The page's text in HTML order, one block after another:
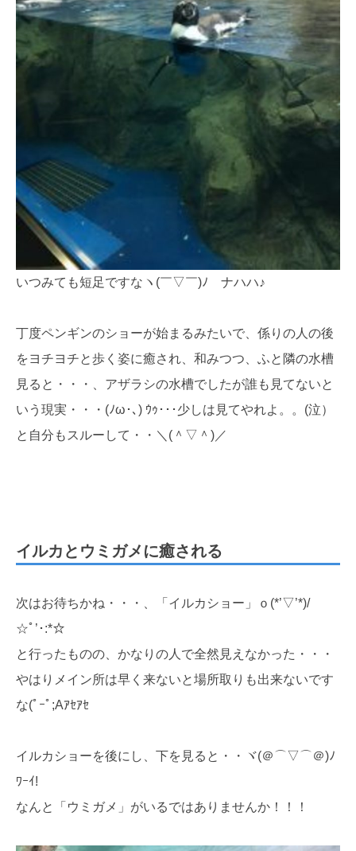
いつみても短足ですなヽ(￣▽￣)ﾉ ナハハ♪
丁度ペンギンのショーが始まるみたいで、係りの人の後
をヨチヨチと歩く姿に癒され、和みつつ、ふと隣の水槽
見ると・・・、アザラシの水槽でしたが誰も見てないと
いう現実・・・(ﾉω･､) ｳｩ･･･少しは見てやれよ。。(泣）
と自分もスルーして・・＼(＾▽＾)／
イルカとウミガメに癒される
次はお待ちかね・・・、「イルカショー」ｏ(*’▽’*)/
☆ﾟ’･:*☆
と行ったものの、かなりの人で全然見えなかった・・・
やはりメイン所は早く来ないと場所取りも出来ないです
な(ﾟｰﾟ;Aｱｾｱｾ
イルカショーを後にし、下を見ると・・ヾ(＠⌒▽⌒＠)ﾉ
ﾜｰｲ!
なんと「ウミガメ」がいるではありませんか！！！